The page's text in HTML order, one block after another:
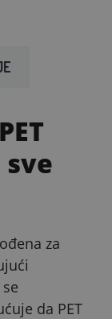
sve
za
da PET